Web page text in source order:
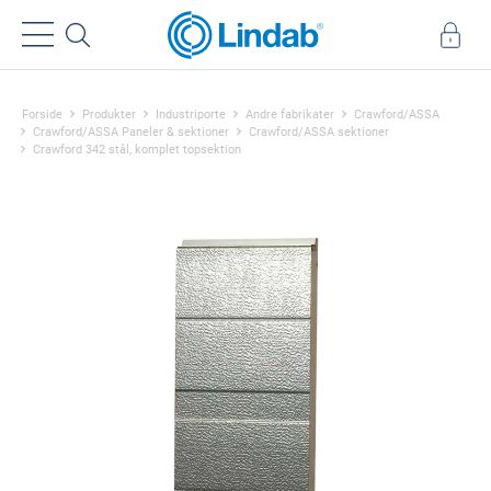
Forside Produkter Industriporte Andre fabrikater
Crawford/ASSA
Crawford/ASSA Paneler & sektioner
Crawford/ASSA sektioner
Crawford 342 stål, komplet topsektion